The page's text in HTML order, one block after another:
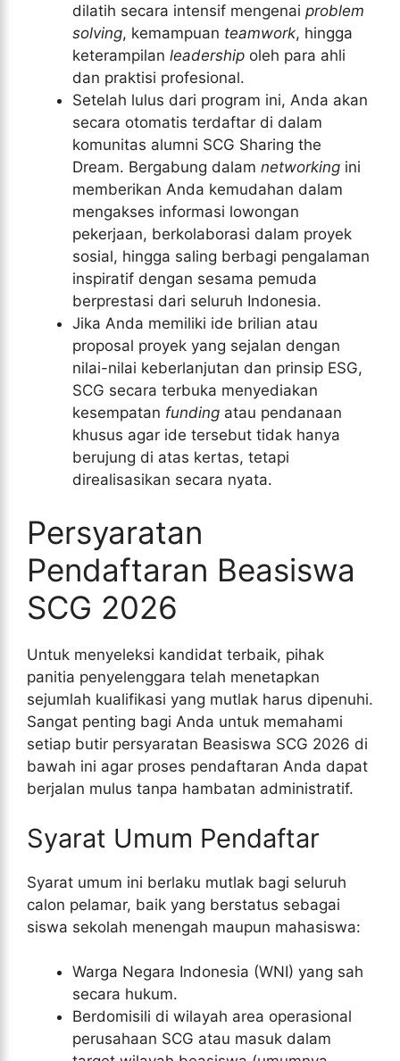
dilatih secara intensif mengenai problem
solving, kemampuan teamwork, hingga
keterampilan leadership oleh para ahli
dan praktisi profesional.
Setelah lulus dari program ini, Anda akan
secara otomatis terdaftar di dalam
komunitas alumni SCG Sharing the
Dream. Bergabung dalam networking ini
memberikan Anda kemudahan dalam
mengakses informasi lowongan
pekerjaan, berkolaborasi dalam proyek
sosial, hingga saling berbagi pengalaman
inspiratif dengan sesama pemuda
berprestasi dari seluruh Indonesia.
Jika Anda memiliki ide brilian atau
proposal proyek yang sejalan dengan
nilai-nilai keberlanjutan dan prinsip ESG,
SCG secara terbuka menyediakan
kesempatan funding atau pendanaan
khusus agar ide tersebut tidak hanya
berujung di atas kertas, tetapi
direalisasikan secara nyata.
Persyaratan
Pendaftaran Beasiswa
SCG 2026
Untuk menyeleksi kandidat terbaik, pihak
panitia penyelenggara telah menetapkan
sejumlah kualifikasi yang mutlak harus dipenuhi.
Sangat penting bagi Anda untuk memahami
setiap butir persyaratan Beasiswa SCG 2026 di
bawah ini agar proses pendaftaran Anda dapat
berjalan mulus tanpa hambatan administratif.
Syarat Umum Pendaftar
Syarat umum ini berlaku mutlak bagi seluruh
calon pelamar, baik yang berstatus sebagai
siswa sekolah menengah maupun mahasiswa:
Warga Negara Indonesia (WNI) yang sah
secara hukum.
Berdomisili di wilayah area operasional
perusahaan SCG atau masuk dalam